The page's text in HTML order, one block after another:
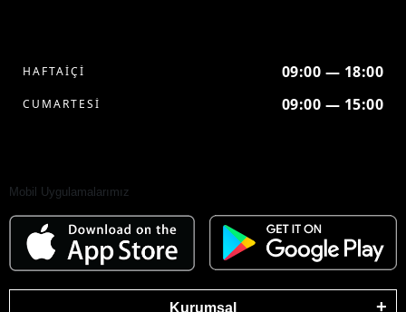
HAFTAİÇİ 09:00 — 18:00
CUMARTESİ 09:00 — 15:00
Mobil Uygulamalarımız
Kurumsal